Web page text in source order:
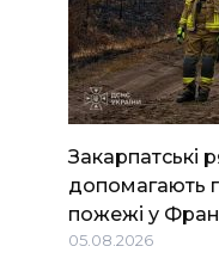
Закарпатські
допомагають
пожежі у
05.08.2026